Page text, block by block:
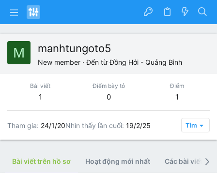
M manhtungoto5
New member · Đến từĐồng Hới - Quảng Bình
Bài viết
1
Điểm bày tỏ
0
Điểm
1
Tham gia 24/1/20Nhìn thấy lần cuối 19/2/25 Tìm
Bài viết trên hồ sơ Hoạt động mới nhất Các bài viết